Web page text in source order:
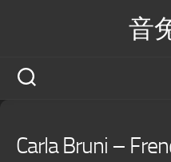
音
Carla Bruni –